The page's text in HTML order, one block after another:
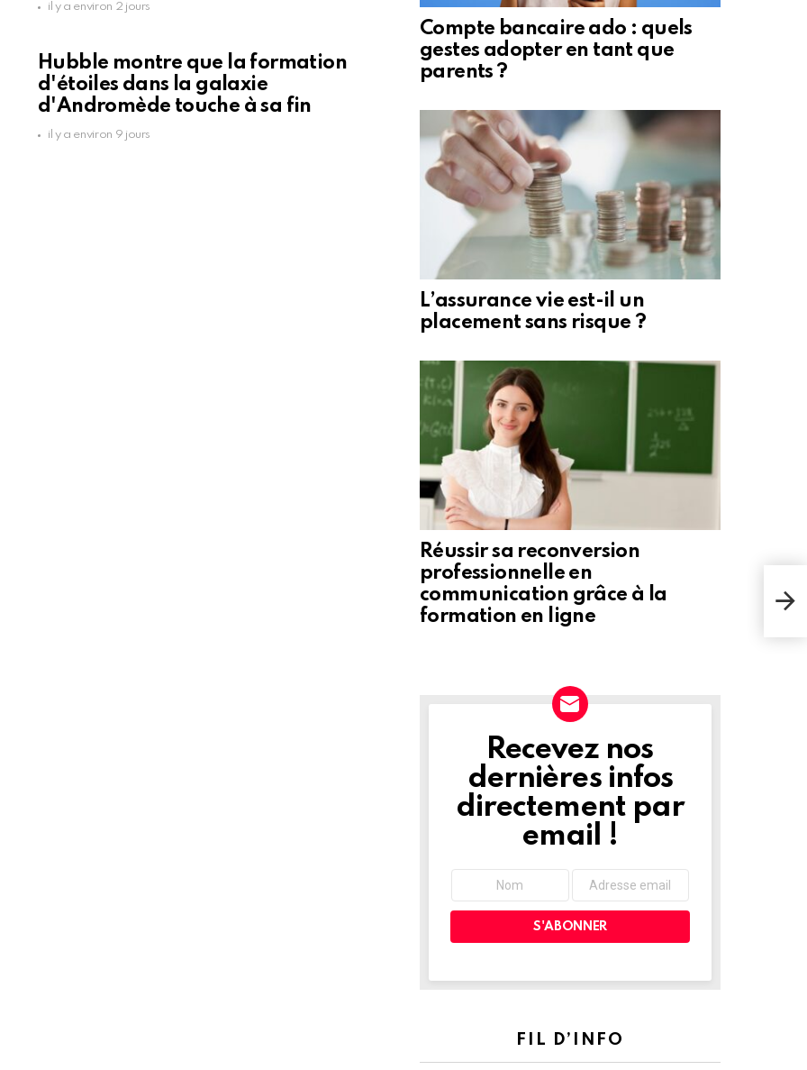
il y a environ 2 jours
Hubble montre que la formation
d'étoiles dans la galaxie
d'Andromède touche à sa fin
il y a environ 9 jours
Compte bancaire ado : quels
gestes adopter en tant que
parents ?
L’assurance vie est-il un
placement sans risque ?
Réussir sa reconversion
professionnelle en
communication grâce à la
formation en ligne
NEWSLETTER
Recevez nos
dernières infos
directement par
email !
FIL D’INFO